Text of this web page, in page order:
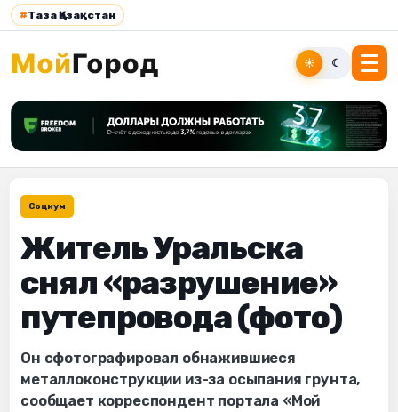
#Таза Қазақстан
☀ ☾
Социум
Житель Уральска
снял «разрушение»
путепровода (фото)
Он сфотографировал обнажившиеся
металлоконструкции из-за осыпания грунта,
сообщает корреспондент портала «Мой